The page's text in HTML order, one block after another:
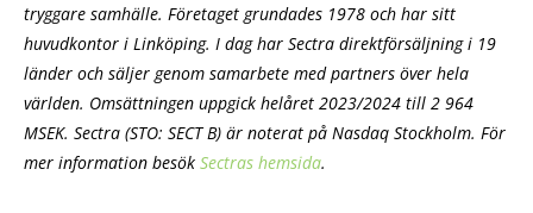
tryggare samhälle. Företaget grundades 1978 och har sitt
huvudkontor i Linköping. I dag har Sectra direktförsäljning i 19
länder och säljer genom samarbete med partners över hela
världen. Omsättningen uppgick helåret 2023/2024 till 2 964
MSEK. Sectra (STO: SECT B) är noterat på Nasdaq Stockholm. För
mer information besök Sectras hemsida.